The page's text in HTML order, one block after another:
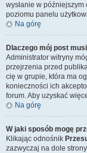
wysłanie w
poziomu panelu
Na górę
Dlaczego mój post
Administrator witryny
przejrzenia przed
cię w grupie, która ma
konieczności ich
forum. Aby uzyskać
Na górę
W jaki sposób mogę
Klikając odnośnik
zazwyczaj na dole